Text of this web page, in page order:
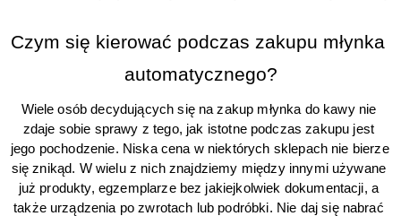
Czym się kierować podczas zakupu młynka
automatycznego?
Wiele osób decydujących się na zakup młynka do kawy nie
zdaje sobie sprawy z tego, jak istotne podczas zakupu jest
jego pochodzenie. Niska cena w niektórych sklepach nie bierze
się znikąd. W wielu z nich znajdziemy między innymi używane
już produkty, egzemplarze bez jakiejkolwiek dokumentacji, a
także urządzenia po zwrotach lub podróbki. Nie daj się nabrać